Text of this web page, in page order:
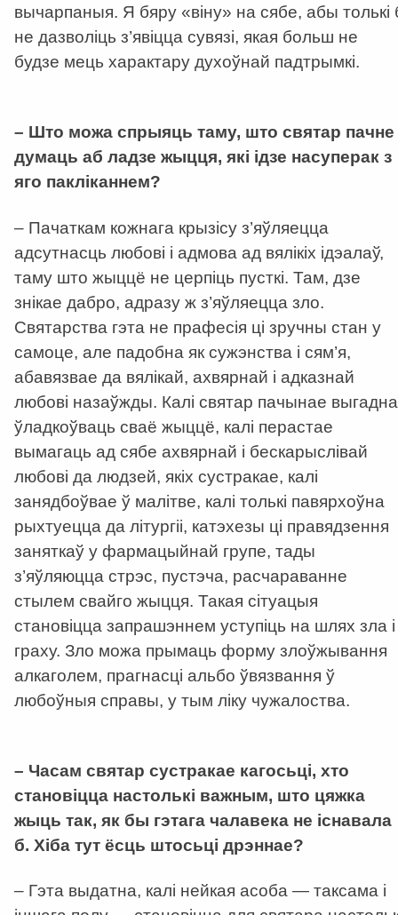
вычарпаныя. Я бяру «віну» на сябе, абы толькі
не дазволіць з’явіцца сувязі, якая больш не
будзе мець характару духоўнай падтрымкі.
– Што можа спрыяць таму, што святар пачне
думаць аб ладзе жыцця, які ідзе насуперак з
яго пакліканнем?
– Пачаткам кожнага крызісу з’яўляецца
адсутнасць любові і адмова ад вялікіх ідэалаў,
таму што жыццё не церпіць пусткі. Там, дзе
знікае дабро, адразу ж з’яўляецца зло.
Святарства гэта не прафесія ці зручны стан у
самоце, але падобна як сужэнства і сям’я,
абавязвае да вялікай, ахвярнай і адказнай
любові назаўжды. Калі святар пачынае выгадна
ўладкоўваць сваё жыццё, калі перастае
вымагаць ад сябе ахвярнай і бескарыслівай
любові да людзей, якіх сустракае, калі
занядбоўвае ў малітве, калі толькі павярхоўна
рыхтуецца да літургіі, катэхезы ці правядзення
заняткаў у фармацыйнай групе, тады
з’яўляюцца стрэс, пустэча, расчараванне
стылем свайго жыцця. Такая сітуацыя
становіцца запрашэннем уступіць на шлях зла і
граху. Зло можа прымаць форму злоўжывання
алкаголем, прагнасці альбо ўвязвання ў
любоўныя справы, у тым ліку чужалоства.
– Часам святар сустракае кагосьці, хто
становіцца настолькі важным, што цяжка
жыць так, як бы гэтага чалавека не існавала
б. Хіба тут ёсць штосьці дрэннае?
– Гэта выдатна, калі нейкая асоба — таксама і